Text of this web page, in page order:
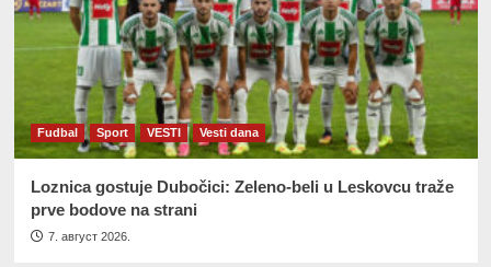
Fudbal Sport VESTI Vesti dana
Loznica gostuje Dubočici: Zeleno-beli u Leskovcu traže
prve bodove na strani
7. август 2026.